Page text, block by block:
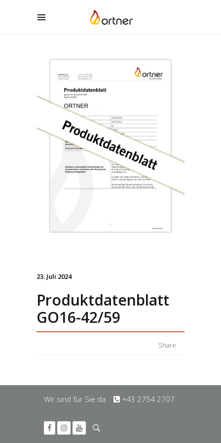
23. Juli 2024
Produktdatenblatt
GO16-42/59
Share
Wir sind für Sie da: +43 2754 2707